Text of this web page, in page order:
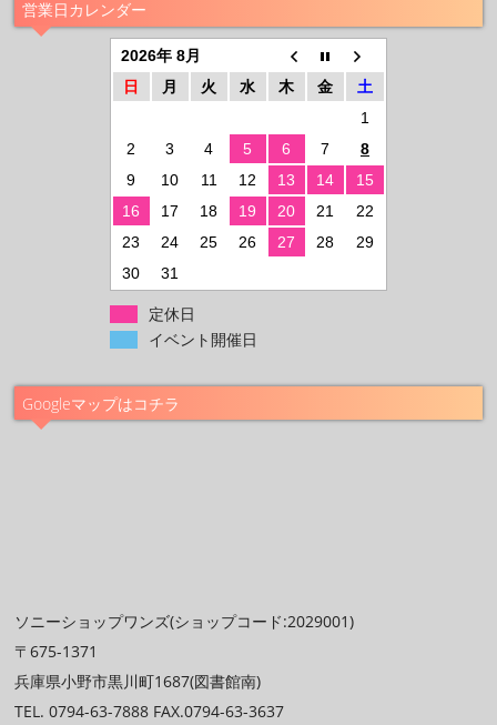
営業日カレンダー
2026年 8月
日
月 火 水 木 金
土
1
2
3 4 5 6 7
8
9
10 11 12 13 14
15
16
17 18 19 20 21
22
23
24 25 26 27 28
29
30
31
定休日
イベント開催日
Googleマップはコチラ
ソニーショップワンズ(ショップコード:2029001)
〒675-1371
兵庫県小野市黒川町1687(図書館南)
TEL. 0794-63-7888 FAX.0794-63-3637